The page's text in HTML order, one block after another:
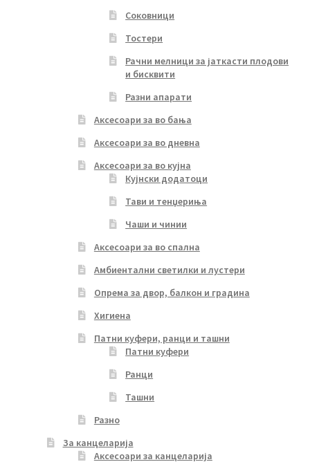
Соковници
Тостери
Рачни мелници за јаткасти плодови
и бисквити
Разни апарати
Аксесоари за во бања
Аксесоари за во дневна
Аксесоари за во кујна
Кујнски додатоци
Тави и тенџериња
Чаши и чинии
Аксесоари за во спална
Амбиентални светилки и лустери
Опрема за двор, балкон и градина
Хигиена
Патни куфери, ранци и ташни
Патни куфери
Ранци
Ташни
Разно
За канцеларија
Аксесоари за канцеларија